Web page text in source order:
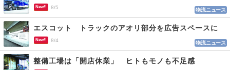
New!! 8/5 物流ニュース
エスコット トラックのアオリ部分を広告スペースに
New!! 8/4 物流ニュース
整備工場は「開店休業」 ヒトもモノも不足感